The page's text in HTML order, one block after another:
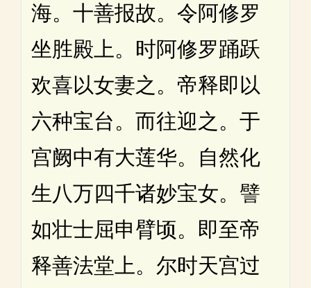
海。十善报故。令阿修罗
坐胜殿上。时阿修罗踊跃
欢喜以女妻之。帝释即以
六种宝台。而往迎之。于
宫阙中有大莲华。自然化
生八万四千诸妙宝女。譬
如壮士屈申臂顷。即至帝
释善法堂上。尔时天宫过